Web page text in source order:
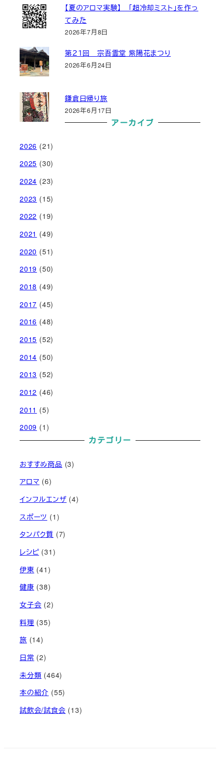
【夏のアロマ実験】 「超冷却ミスト」を作っ
てみた
2026年7月8日
第２１回 宗吾霊堂 紫陽花まつり
2026年6月24日
鎌倉日帰り旅
2026年6月17日
アーカイブ
2026 (21)
2025 (30)
2024 (23)
2023 (15)
2022 (19)
2021 (49)
2020 (51)
2019 (50)
2018 (49)
2017 (45)
2016 (48)
2015 (52)
2014 (50)
2013 (52)
2012 (46)
2011 (5)
2009 (1)
カテゴリー
おすすめ商品 (3)
アロマ (6)
インフルエンザ (4)
スポーツ (1)
タンパク質 (7)
レシピ(31)
伊東 (41)
健康 (38)
女子会 (2)
料理 (35)
旅 (14)
日常 (2)
未分類 (464)
本の紹介 (55)
試飲会/試食会 (13)